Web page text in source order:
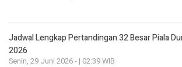
Jadwal Lengkap Pertandingan 32 Besar Piala
2026
Senin, 29 Juni 2026 - | 02:39 WIB